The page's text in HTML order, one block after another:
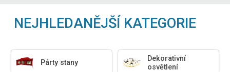
NEJHLEDANĚJŠÍ KATEGORIE
Párty stany
Dekorativní
osvětlení